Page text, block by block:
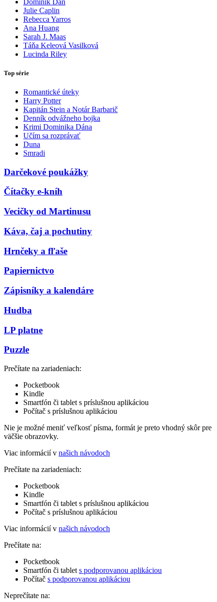
Julie Caplin
Rebecca Yarros
Ana Huang
Sarah J. Maas
Táňa Keleová Vasilková
Lucinda Riley
Top série
Romantické úteky
Harry Potter
Kapitán Stein a Notár Barbarič
Denník odvážneho bojka
Krimi Dominika Dána
Učím sa rozprávať
Duna
Smradi
Darčekové poukážky
Čítačky e-kníh
Vecičky od Martinusu
Káva, čaj a pochutiny
Hrnčeky a fľaše
Papiernictvo
Zápisníky a kalendáre
Hudba
LP platne
Puzzle
Prečítate na zariadeniach:
Pocketbook
Kindle
Smartfón či tablet s príslušnou aplikáciou
Počítač s príslušnou aplikáciou
Nie je možné meniť veľkosť písma, formát je preto vhodný skôr pre
väčšie obrazovky.
Viac informácií v našich návodoch
Prečítate na zariadeniach:
Pocketbook
Kindle
Smartfón či tablet s príslušnou aplikáciou
Počítač s príslušnou aplikáciou
Viac informácií v našich návodoch
Prečítate na:
Pocketbook
Smartfón či tablet s podporovanou aplikáciou
Počítač s podporovanou aplikáciou
Neprečítate na: